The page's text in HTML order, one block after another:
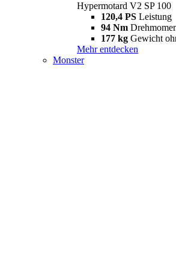
Hypermotard V2 SP 100
120,4 PS Leistung
94 Nm
177 kg Gewicht
Mehr entdecken
Monster